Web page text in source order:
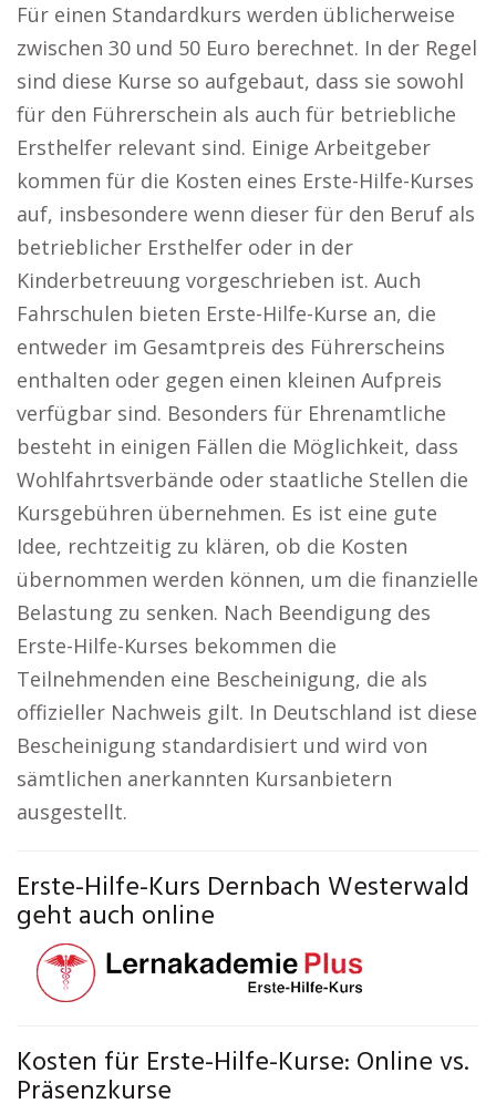
Für einen Standardkurs werden üblicherweise
zwischen 30 und 50 Euro berechnet. In der Regel
sind diese Kurse so aufgebaut, dass sie sowohl
für den Führerschein als auch für betriebliche
Ersthelfer relevant sind. Einige Arbeitgeber
kommen für die Kosten eines Erste-Hilfe-Kurses
auf, insbesondere wenn dieser für den Beruf als
betrieblicher Ersthelfer oder in der
Kinderbetreuung vorgeschrieben ist. Auch
Fahrschulen bieten Erste-Hilfe-Kurse an, die
entweder im Gesamtpreis des Führerscheins
enthalten oder gegen einen kleinen Aufpreis
verfügbar sind. Besonders für Ehrenamtliche
besteht in einigen Fällen die Möglichkeit, dass
Wohlfahrtsverbände oder staatliche Stellen die
Kursgebühren übernehmen. Es ist eine gute
Idee, rechtzeitig zu klären, ob die Kosten
übernommen werden können, um die finanzielle
Belastung zu senken. Nach Beendigung des
Erste-Hilfe-Kurses bekommen die
Teilnehmenden eine Bescheinigung, die als
offizieller Nachweis gilt. In Deutschland ist diese
Bescheinigung standardisiert und wird von
sämtlichen anerkannten Kursanbietern
ausgestellt.
Erste-Hilfe-Kurs Dernbach Westerwald
geht auch online
Kosten für Erste-Hilfe-Kurse: Online vs.
Präsenzkurse